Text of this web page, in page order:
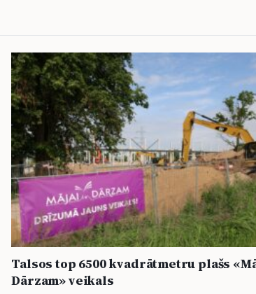
Talsos top 6500 kvadrātmetru plašs
Dārzam» veikals